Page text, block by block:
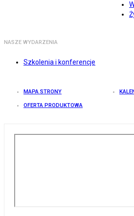
NASZE WYDARZENIA
Szkolenia i konferencje
MAPA STRONY
OFERTA PRODUKTOWA